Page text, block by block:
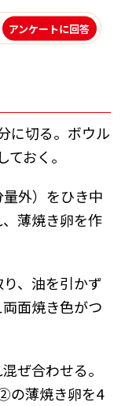
アンケートに回答
に切る。ボウル
おく。
外）をひき中
薄焼き卵を作
、油を引かず
面焼き色がつ
ぜ合わせる。
の薄焼き卵を4